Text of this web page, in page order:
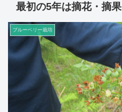
最初の5年は摘花・摘果
ブルーベリー栽培